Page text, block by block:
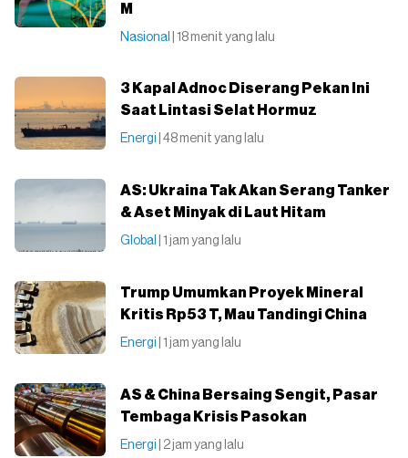
M
Nasional | 18 menit yang lalu
3 Kapal Adnoc Diserang Pekan Ini
Saat Lintasi Selat Hormuz
Energi | 48 menit yang lalu
AS: Ukraina Tak Akan Serang Tanker
& Aset Minyak di Laut Hitam
Global | 1 jam yang lalu
Trump Umumkan Proyek Mineral
Kritis Rp53 T, Mau Tandingi China
Energi | 1 jam yang lalu
AS & China Bersaing Sengit, Pasar
Tembaga Krisis Pasokan
Energi | 2 jam yang lalu